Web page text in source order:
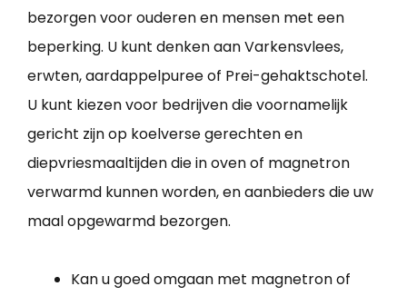
bezorgen voor ouderen en mensen met een
beperking. U kunt denken aan Varkensvlees,
erwten, aardappelpuree of Prei-gehaktschotel.
U kunt kiezen voor bedrijven die voornamelijk
gericht zijn op koelverse gerechten en
diepvriesmaaltijden die in oven of magnetron
verwarmd kunnen worden, en aanbieders die uw
maal opgewarmd bezorgen.
Kan u goed omgaan met magnetron of